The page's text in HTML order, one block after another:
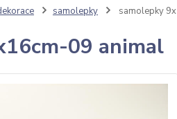
samolepky samolepky
09 animal